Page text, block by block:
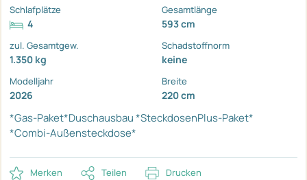
Schlafplätze
4
Gesamtlänge
593 cm
zul. Gesamtgew.
1.350 kg
Schadstoffnorm
keine
Modelljahr
2026
Breite
220 cm
*Gas-Paket*Duschausbau*SteckdosenPlus-Paket*
*Combi-Außensteckdose*
Merken Teilen Drucken